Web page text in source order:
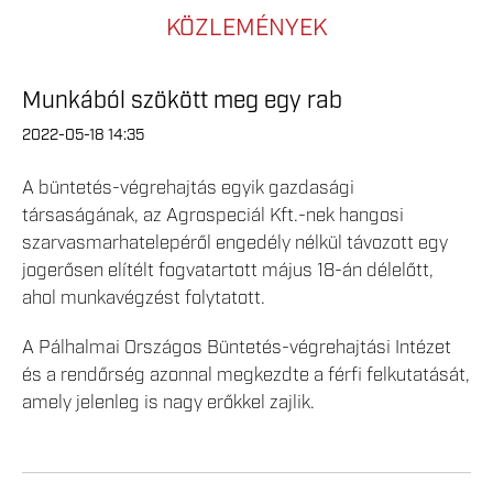
KÖZLEMÉNYEK
Munkából szökött meg egy rab
2022-05-18 14:35
A büntetés-végrehajtás egyik gazdasági
társaságának, az Agrospeciál Kft.-nek hangosi
szarvasmarhatelepéről engedély nélkül távozott egy
jogerősen elítélt fogvatartott május 18-án délelőtt,
ahol munkavégzést folytatott.
A Pálhalmai Országos Büntetés-végrehajtási Intézet
és a rendőrség azonnal megkezdte a férfi felkutatását,
amely jelenleg is nagy erőkkel zajlik.